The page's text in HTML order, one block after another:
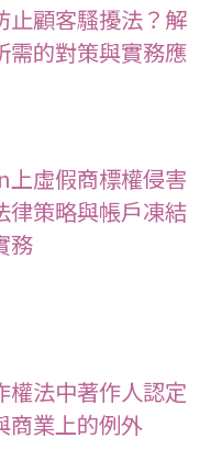
止顧客騷擾法？解
需的對策與實務應
虛假商標權侵害
律策略與帳戶凍結
務
權法中著作人認定
商業上的例外